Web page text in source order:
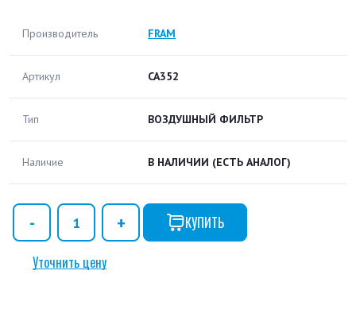
Производитель FRAM
Артикул CA352
Тип ВОЗДУШНЫЙ ФИЛЬТР
Наличие В НАЛИЧИИ (ЕСТЬ АНАЛОГ)
КУПИТЬ
Уточнить цену